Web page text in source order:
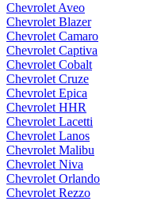
Chevrolet Aveo
Chevrolet Blazer
Chevrolet Camaro
Chevrolet Captiva
Chevrolet Cobalt
Chevrolet Cruze
Chevrolet Epica
Chevrolet HHR
Chevrolet Lacetti
Chevrolet Lanos
Chevrolet Malibu
Chevrolet Niva
Chevrolet Orlando
Chevrolet Rezzo